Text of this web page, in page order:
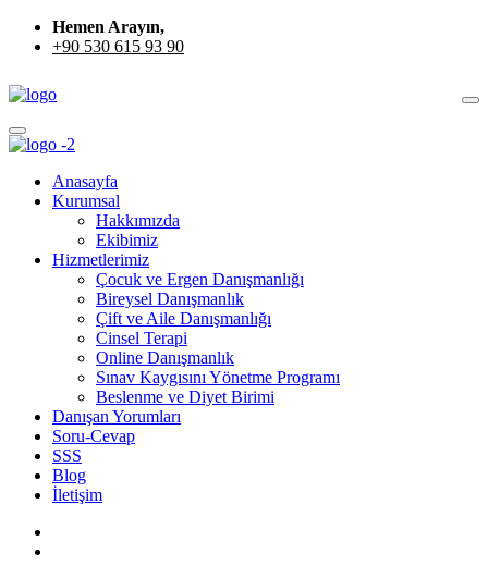
Hemen Arayın,
+90 530 615 93 90
Anasayfa
Kurumsal
Hakkımızda
Ekibimiz
Hizmetlerimiz
Çocuk ve Ergen Danışmanlığı
Bireysel Danışmanlık
Çift ve Aile Danışmanlığı
Cinsel Terapi
Online Danışmanlık
Sınav Kaygısını Yönetme Programı
Beslenme ve Diyet Birimi
Danışan Yorumları
Soru-Cevap
SSS
Blog
İletişim